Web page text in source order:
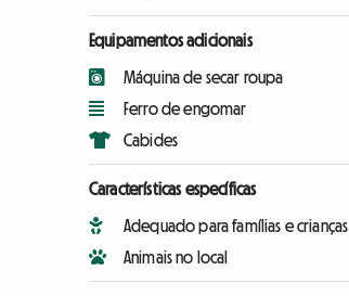
Equipamentos adicionais
Máquina de secar roupa
Ferro de engomar
Cabides
Características específicas
Adequado para famílias e crianças
Animais no local